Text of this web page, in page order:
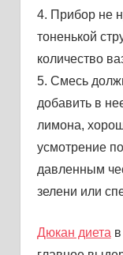
4. Прибор не
тоненькой
количество
5. Смесь
добавить в
лимона,
усмотрение
давленным
зелени или
Дюкан диета